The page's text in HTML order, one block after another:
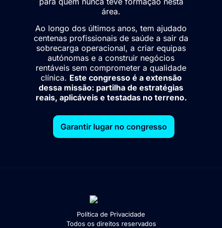
área.
Ao longo dos últimos anos, tem ajudado
centenas profissionais de saúde a sair da
sobrecarga operacional, a criar equipas
autónomas e a construir negócios
rentáveis sem comprometer a qualidade
clínica. Este congresso é a extensão
dessa missão: partilha de estratégias
reais, aplicáveis e testadas no terreno.
Garantir lugar no congresso
Política de Privacidade
Todos os direitos reservados